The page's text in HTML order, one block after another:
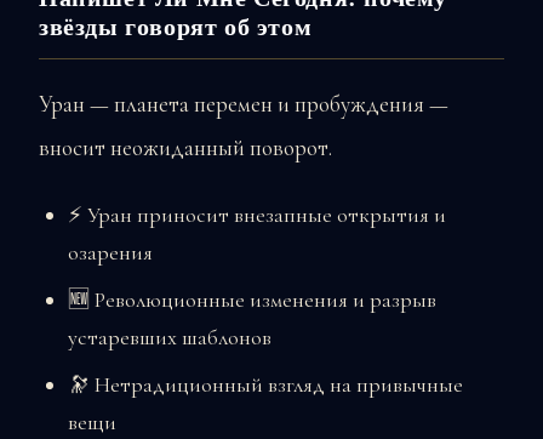
звёзды говорят об этом
Уран — планета перемен и пробуждения —
вносит неожиданный поворот.
⚡ Уран приносит внезапные открытия и
озарения
🆕 Революционные изменения и разрыв
устаревших шаблонов
🔭 Нетрадиционный взгляд на привычные
вещи